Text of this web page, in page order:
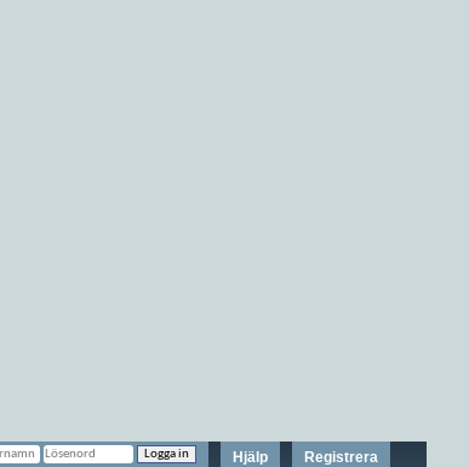
Registrera
Hjälp